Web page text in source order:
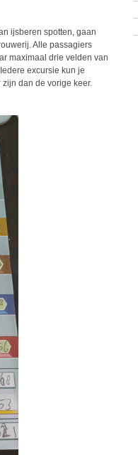
ijsberen spotten, gaan
Alle passagiers
maximaal drie velden van
excursie kun je
dan de vorige keer.